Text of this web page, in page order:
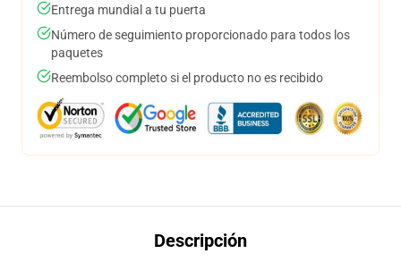
Entrega mundial a tu puerta
Número de seguimiento proporcionado para todos los
paquetes
Reembolso completo si el producto no es recibido
Descripción